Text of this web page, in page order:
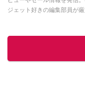
ジェット好きの編集部員が